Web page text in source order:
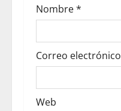
Nombre*
Correo electrónico
Web